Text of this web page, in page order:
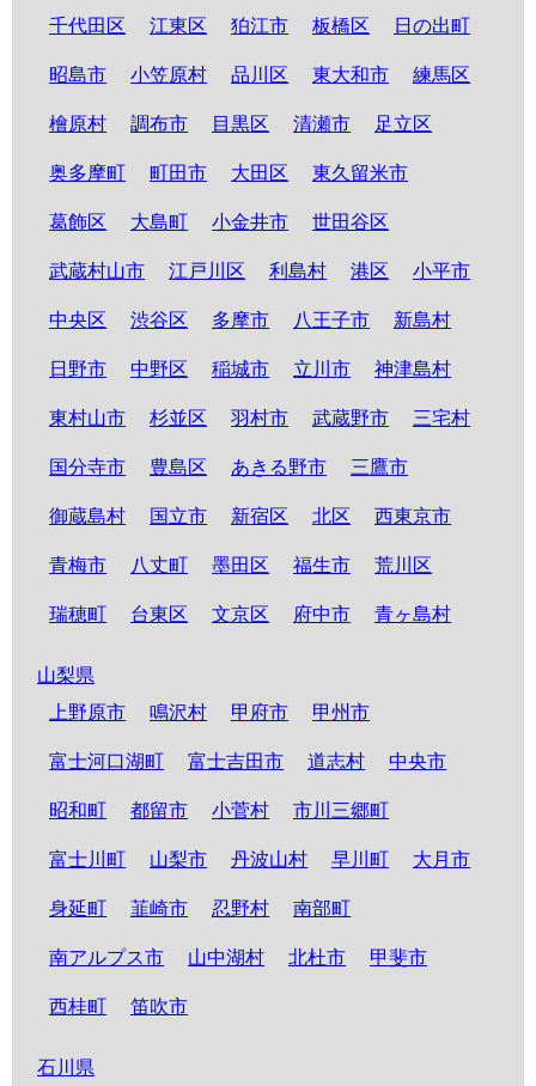
千代田区
江東区 狛江市 板橋区 日の出町
昭島市 小笠原村 品川区 東大和市 練馬区
檜原村 調布市 目黒区 清瀬市 足立区
奥多摩町 町田市 大田区 東久留米市
葛飾区 大島町 小金井市 世田谷区
武蔵村山市 江戸川区 利島村 港区 小平市
中央区 渋谷区 多摩市 八王子市 新島村
日野市 中野区 稲城市 立川市 神津島村
東村山市 杉並区 羽村市 武蔵野市 三宅村
国分寺市 豊島区 あきる野市 三鷹市
御蔵島村 国立市 新宿区 北区 西東京市
青梅市 八丈町 墨田区 福生市 荒川区
瑞穂町 台東区 文京区 府中市 青ヶ島村
山梨県
上野原市
鳴沢村 甲府市 甲州市
富士河口湖町 富士吉田市 道志村 中央市
昭和町 都留市 小菅村 市川三郷町
富士川町 山梨市 丹波山村 早川町 大月市
身延町 韮崎市 忍野村 南部町
南アルプス市 山中湖村 北杜市 甲斐市
西桂町 笛吹市
石川県